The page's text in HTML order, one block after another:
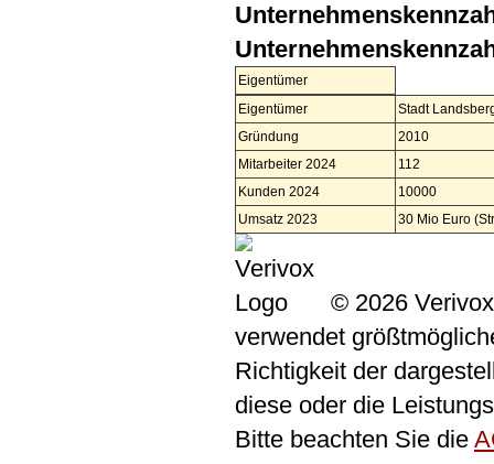
Eigentümer
Eigentümer
Stadt
Gründung
2010
Mitarbeiter 2024
112
Kunden 2024
10000
Umsatz 2023
30 Mio Euro
© 2026
verwendet
Richtigkeit der
diese oder die
Bitte beachten Sie die